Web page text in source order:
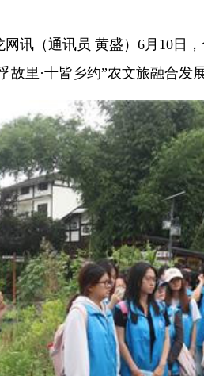
网讯（通讯员 黄盛）6月10日
故里·十皆乡约”农文旅融合发